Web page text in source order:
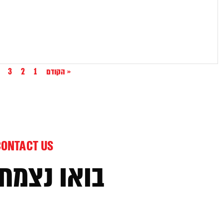
« הקודם 1
2
3
US
בואו